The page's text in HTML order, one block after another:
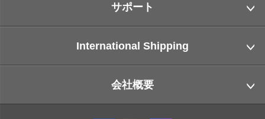
サポート
International Shipping
会社概要